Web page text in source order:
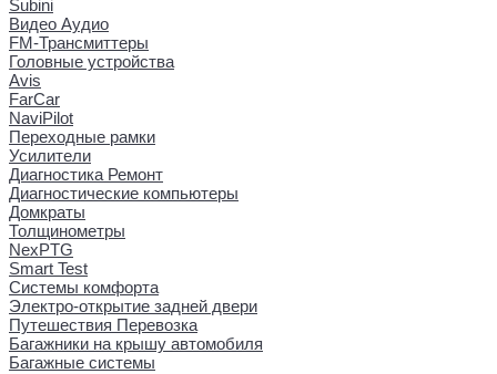
Subini
Видео Аудио
FM-Трансмиттеры
Головные устройства
Avis
FarCar
NaviPilot
Переходные рамки
Усилители
Диагностика Ремонт
Диагностические компьютеры
Домкраты
Толщинометры
NexPTG
Smart Test
Системы комфорта
Электро-открытие задней двери
Путешествия Перевозка
Багажники на крышу автомобиля
Багажные системы